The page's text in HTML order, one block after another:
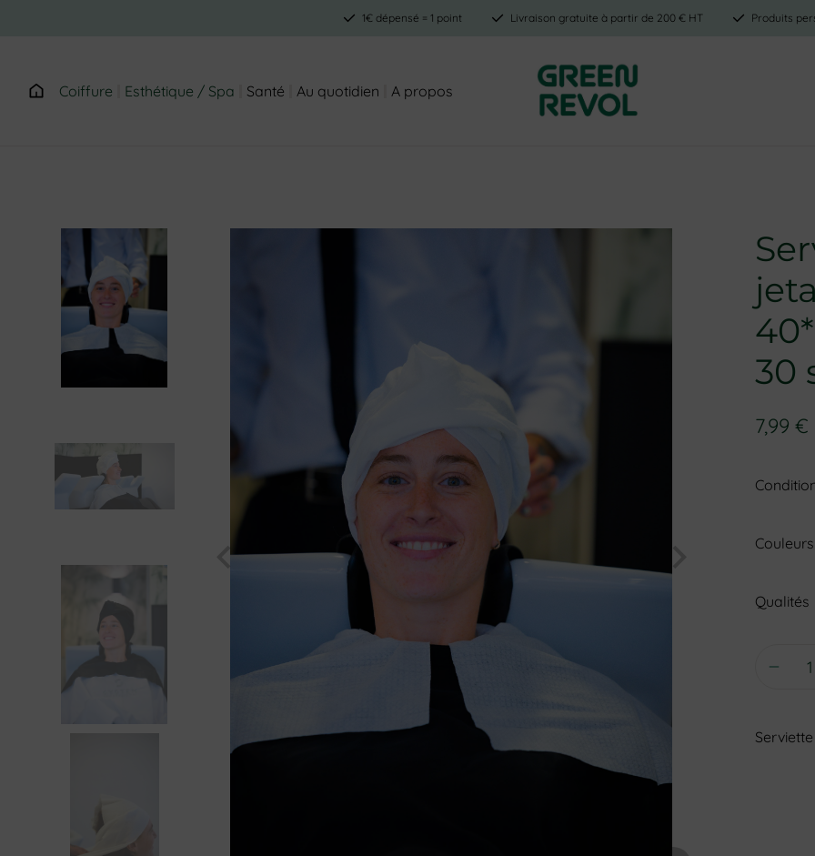
1€ dépensé = 1 point Livraison gratuite à partir de 200 € HT Produits
Coiffure Esthétique / Spa Santé Au quotidien A propos
30
7,99€
Couleurs
Qualités